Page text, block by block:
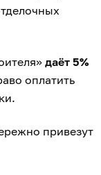
даёт 5%
оплатить
привезут